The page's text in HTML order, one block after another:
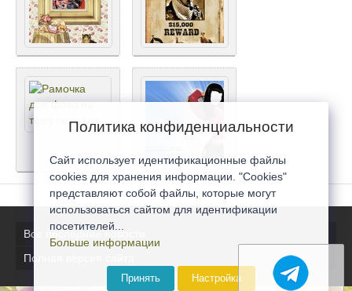
Все последние новости
Полная версия сайта
Политика конфиденциальности
Сайт использует идентификационные файлы
cookies для хранения информации. "Cookies"
представляют собой файлы, которые могут
использоваться сайтом для идентификации
посетителей...
Больше информации
Принять Настройка